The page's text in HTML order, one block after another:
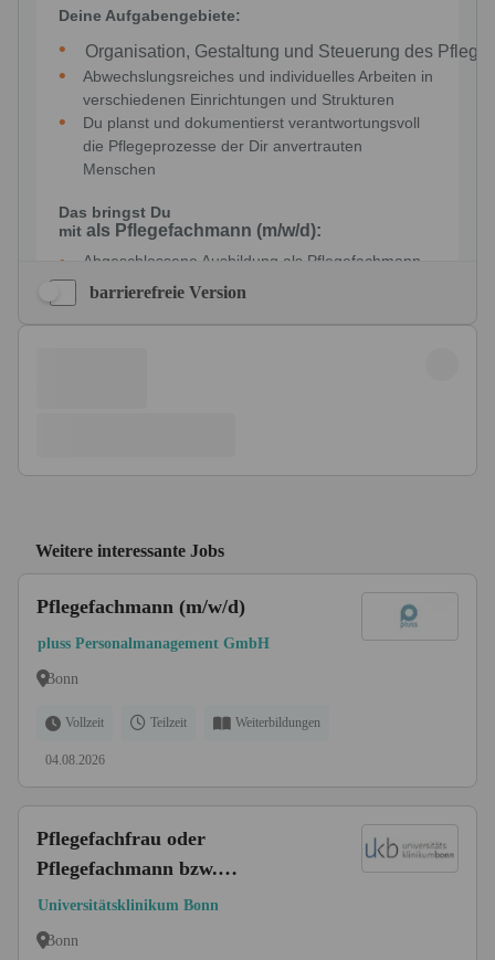
barrierefreie Version
Weitere interessante Jobs
Pflegefachmann (m/w/d)
pluss Personalmanagement GmbH
Bonn
Vollzeit Teilzeit Weiterbildungen
04.08.2026
Pflegefachfrau oder
Pflegefachmann bzw.
Gesundheits-und
Krankenpfleger*In (m/w/d)
Universitätsklinikum Bonn
Bonn